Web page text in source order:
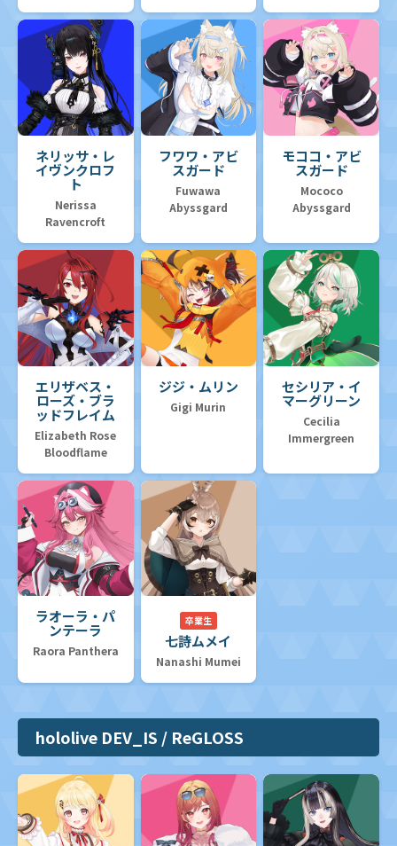
ネリッサ・レ
イヴンクロフ
ト
Nerissa
Ravencroft
フワワ・アビ
スガード
Fuwawa
Abyssgard
モココ・アビ
スガード
Mococo
Abyssgard
エリザベス・
ローズ・ブラ
ッドフレイム
Elizabeth Rose
Bloodflame
ジジ・ムリン
Gigi Murin
セシリア・イ
マーグリーン
Cecilia
Immergreen
ラオーラ・パ
ンテーラ
Raora Panthera
卒業生
七詩ムメイ
Nanashi Mumei
hololive DEV_IS / ReGLOSS